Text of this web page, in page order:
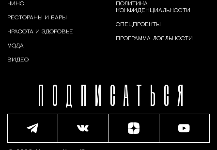
ПОДПИСАТЬСЯ
КИНО
РЕСТОРАНЫ И БАРЫ
КРАСОТА И ЗДОРОВЬЕ
МОДА
ВИДЕО
ПОЛИТИКА
КОНФИДЕНЦИАЛЬНОСТИ
СПЕЦПРОЕКТЫ
ПРОГРАММА ЛОЯЛЬНОСТИ